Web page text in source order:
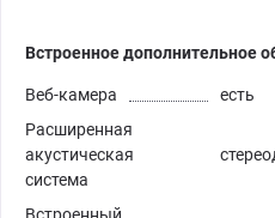
Встроенное дополнительное
Веб-камера
есть
Расширенная
акустическая
система